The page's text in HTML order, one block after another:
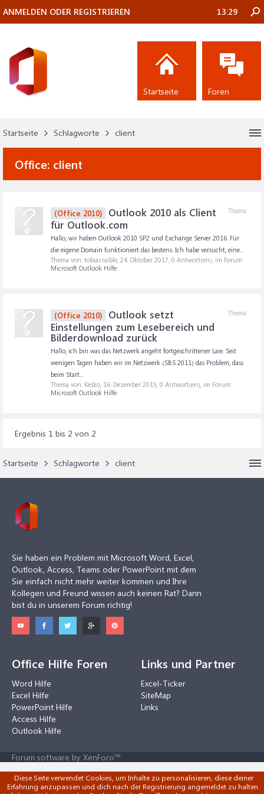
Startseite Schlagworte client
Office: client
Thema
(Office 2010)
Outlook 2010 als Client
für Outlook.com
Hallo, wir haben Outlook 2010 SP2 und Exchange Server 2016. Für
die eigene Domain funktioniert das bestens. Ich habe versucht, eine...
Thema von: tobias.raible, 24. Oktober 2017, 0 Antwort(en), im Forum:
Microsoft Outlook Hilfe
Thema
(Office 2010)
Outlook setzt
Einstellungen zum Lesebereich und
Bilderdownload zurück
Hallo, ich bin was das Netzwerk angeht fortgeschrittener Laie. Seit
wenigen Tagen haben wir im Netzwerk (SBS 2011) das Problem, dass
beim Start...
Thema von: Kesko, 16. Dezember 2015, 0 Antwort(en), im Forum:
Microsoft Outlook Hilfe
Ergebnis 1 bis 2 von 2
Startseite Schlagworte client
ANMELDEN ODER REGISTRIEREN 13:29
Startseite Foren
Sie haben ein Problem mit Microsoft Word, Excel,
Outlook, Access, Teams oder PowerPoint mit dem
Sie einfach nicht mehr weiter kommen und Ihre
Kollegen und Freund wissen auch keinen Rat? Dann
bist du in unserem Forum richtig!
Office Hilfe Foren
Word Hilfe
Excel Hilfe
PowerPoint Hilfe
Access Hilfe
Outlook Hilfe
Links und Partner
Excel-Ticker
SiteMap
Links
Forum software by XenForo™
Diese Seite verwendet Cookies, um Inhalte zu personalisieren, diese deiner
Erfahrung anzupassen und dich nach der Registrierung angemeldet zu halten.